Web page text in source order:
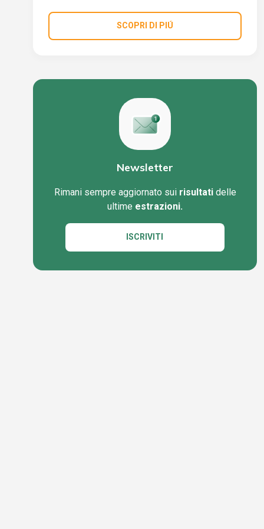
SCOPRI DI PIÚ
Newsletter
Rimani sempre aggiornato sui risultatidelle
ultime estrazioni.
ISCRIVITI